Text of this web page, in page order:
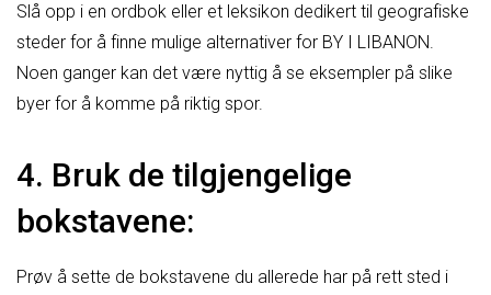
Slå opp i en ordbok eller et leksikon dedikert til geografiske
steder for å finne mulige alternativer for BY I LIBANON.
Noen ganger kan det være nyttig å se eksempler på slike
byer for å komme på riktig spor.
4. Bruk de tilgjengelige
bokstavene:
Prøv å sette de bokstavene du allerede har på rett sted i